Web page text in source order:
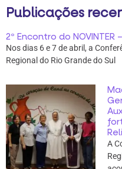
Publicações
2º Encontro do
Nos dias 6 e 7 de abril, a
Regional do Rio Grande do Sul
A